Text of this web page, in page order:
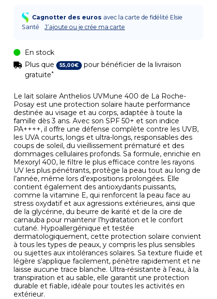
Le lait solaire Anthelios UVMune 400 de La Roche-
Posay est une protection solaire haute performance
destinée au visage et au corps, adaptée à toute la
famille dès 3 ans. Avec son SPF 50+ et son indice
PA++++, il offre une défense complète contre les UVB,
les UVA courts, longs et ultra-longs, responsables des
coups de soleil, du vieillissement prématuré et des
dommages cellulaires profonds. Sa formule, enrichie en
Mexoryl 400, le filtre le plus efficace contre les rayons
UV les plus pénétrants, protège la peau tout au long de
l’année, même lors d’expositions prolongées. Elle
contient également des antioxydants puissants,
comme la vitamine E, qui renforcent la peau face au
stress oxydatif et aux agressions extérieures, ainsi que
de la glycérine, du beurre de karité et de la cire de
carnauba pour maintenir l’hydratation et le confort
cutané. Hypoallergénique et testée
dermatologiquement, cette protection solaire convient
à tous les types de peaux, y compris les plus sensibles
ou sujettes aux intolérances solaires. Sa texture fluide et
légère s’applique facilement, pénètre rapidement et ne
laisse aucune trace blanche. Ultra-résistante à l’eau, à la
transpiration et au sable, elle garantit une protection
durable et fiable, idéale pour toutes les activités en
extérieur.
Cagnotter des euros avec la carte de fidélité Elsie
Santé
J’ajoute ou je crée ma carte
En stock
Plus que
55,00€ pour bénéficier de la livraison
gratuite*